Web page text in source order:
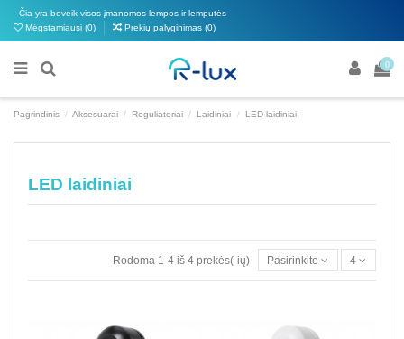
Čia yra beveik visos įmanomos lempos ir lemputės
Mėgstamiausi (0) Prekių palyginimas (0)
0
Pagrindinis Aksesuarai Reguliatoriai Laidiniai LED laidiniai
LED laidiniai
Rodoma 1-4 iš 4 prekės(-ių) Pasirinkite 4